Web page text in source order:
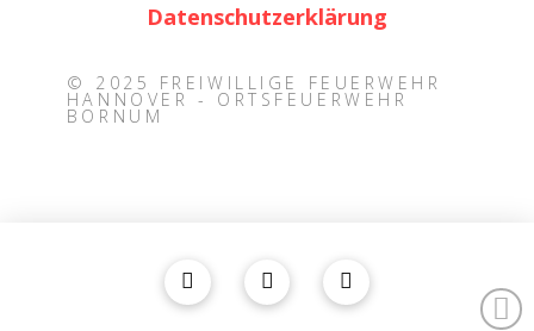
Datenschutzerklärung
© 2025 FREIWILLIGE FEUERWEHR
HANNOVER - ORTSFEUERWEHR
BORNUM